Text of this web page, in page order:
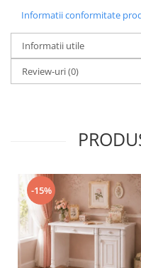
Informatii conformitate
Informatii utile
Review-uri(0)
-15%